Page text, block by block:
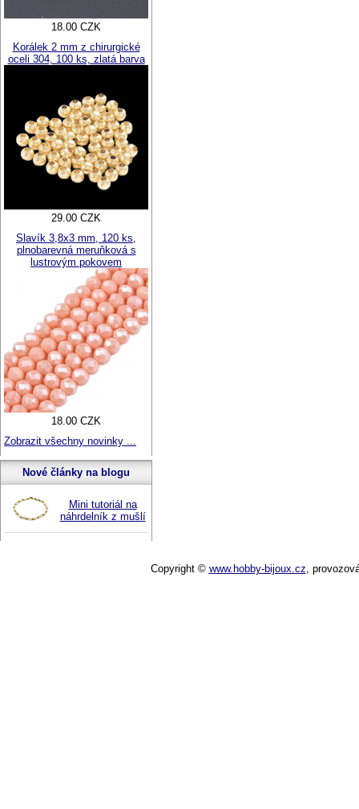
18.00 CZK
Korálek 2 mm z chirurgické
oceli 304, 100 ks, zlatá barva
29.00 CZK
Slavík 3,8x3 mm, 120 ks,
plnobarevná meruňková s
lustrovým pokovem
18.00 CZK
Zobrazit všechny novinky ...
Nové články na blogu
Mini tutoriál na
náhrdelník z mušlí
Copyright © www.hobby-bijoux.cz